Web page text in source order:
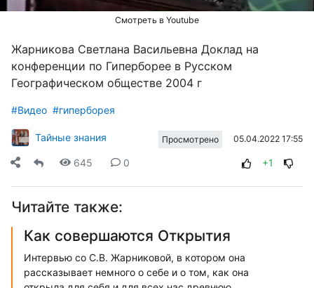
Смотреть в Youtube
Жарникова Светлана Васильевна Доклад на
конференции по Гиперборее в Русском
Географическом обществе 2004 г
#Видео #гиперборея
Тайные знания Просмотрено 05.04.2022 17:55
645 0 +1
Читайте также:
Как совершаются Открытия
Интервью со С.В. Жарниковой, в котором она
рассказывает немного о себе и о том, как она